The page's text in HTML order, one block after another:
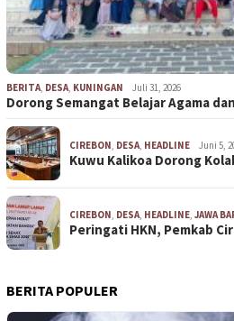
BERITA DESA KUNINGAN Juli 31, 2026
Dorong Semangat Belajar Agama
CIREBON DESA HEADLINE Juni 5,
Kuwu Kalikoa Dorong
CIREBON DESA HEADLINE JAWA
Peringati HKN, Pemkab
BERITA POPULER